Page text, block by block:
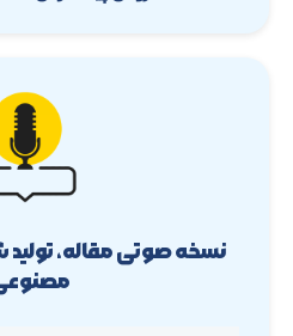
ویژگی­های موثر در
بهترین هاست